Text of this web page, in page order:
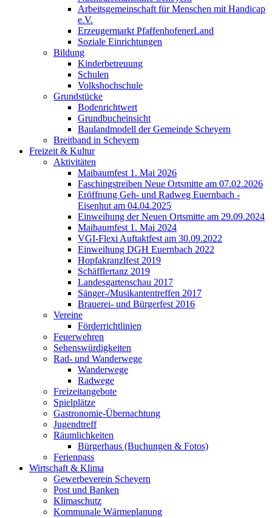
Arbeitsgemeinschaft für Menschen mit Handicap
e.V.
Erzeugermarkt PfaffenhofenerLand
Soziale Einrichtungen
Bildung
Kinderbetreuung
Schulen
Volkshochschule
Grundstücke
Bodenrichtwert
Grundbucheinsicht
Baulandmodell der Gemeinde Scheyern
Breitband in Scheyern
Freizeit & Kultur
Aktivitäten
Maibaumfest 1. Mai 2026
Faschingstreiben Neue Ortsmitte am 07.02.2026
Eröffnung Geh- und Radweg Euernbach -
Eisenhut am 04.04.2025
Einweihung der Neuen Ortsmitte am 29.09.2024
Maibaumfest 1. Mai 2024
VGI-Flexi Auftaktfest am 30.09.2022
Einweihung DGH Euernbach 2022
Hopfakranzlfest 2019
Schäfflertanz 2019
Landesgartenschau 2017
Sänger-/Musikantentreffen 2017
Brauerei- und Bürgerfest 2016
Vereine
Förderrichtlinien
Feuerwehren
Sehenswürdigkeiten
Rad- und Wanderwege
Wanderwege
Radwege
Freizeitangebote
Spielplätze
Gastronomie-Übernachtung
Jugendtreff
Räumlichkeiten
Bürgerhaus (Buchungen & Fotos)
Ferienpass
Wirtschaft & Klima
Gewerbeverein Scheyern
Post und Banken
Klimaschutz
Kommunale Wärmeplanung